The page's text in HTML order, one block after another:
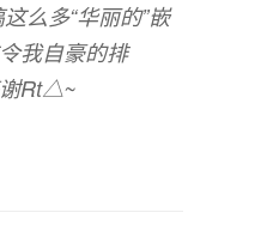
么多“华丽的”嵌
我自豪的排
Rt△~